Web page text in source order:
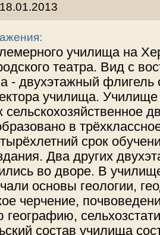
18.01.2013
училища на
театра. Вид с
- двухэтажный флигель
училища.
сельскохозяйственное
в
срок
Два других
во дворе. В
основы геологии,
черчение,
географию,
состав училища